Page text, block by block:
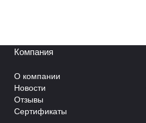
Компания
О компании
Новости
Отзывы
Сертификаты